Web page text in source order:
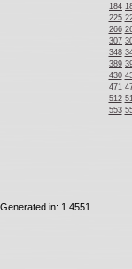
184
225
266
307
348
389
430
471
512
553
Generated in: 1.4551